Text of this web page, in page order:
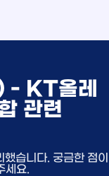
- KT올레
관련
습니다. 궁금한 점이
세요.